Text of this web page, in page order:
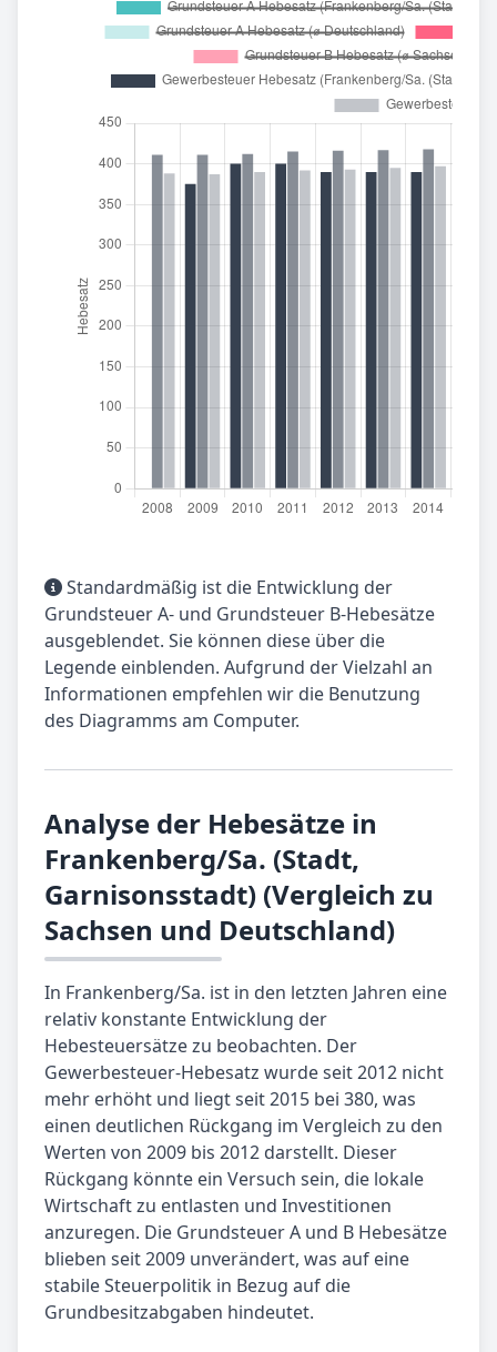
Standardmäßig ist die Entwicklung der
Grundsteuer A- und Grundsteuer B-Hebesätze
ausgeblendet. Sie können diese über die
Legende einblenden. Aufgrund der Vielzahl an
Informationen empfehlen wir die Benutzung
des Diagramms am Computer.
Analyse der Hebesätze in
Frankenberg/Sa. (Stadt,
Garnisonsstadt) (Vergleich zu
Sachsen und Deutschland)
In Frankenberg/Sa. ist in den letzten Jahren eine
relativ konstante Entwicklung der
Hebesteuersätze zu beobachten. Der
Gewerbesteuer-Hebesatz wurde seit 2012 nicht
mehr erhöht und liegt seit 2015 bei 380, was
einen deutlichen Rückgang im Vergleich zu den
Werten von 2009 bis 2012 darstellt. Dieser
Rückgang könnte ein Versuch sein, die lokale
Wirtschaft zu entlasten und Investitionen
anzuregen. Die Grundsteuer A und B Hebesätze
blieben seit 2009 unverändert, was auf eine
stabile Steuerpolitik in Bezug auf die
Grundbesitzabgaben hindeutet.